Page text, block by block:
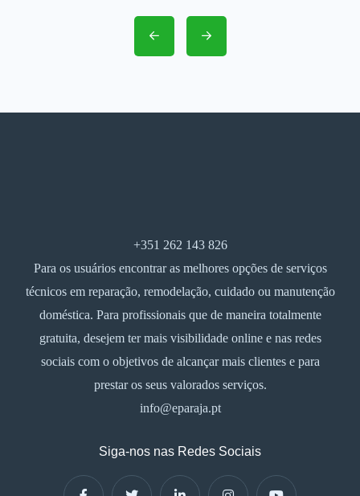
+351 262 143 826
Para os usuários encontrar as melhores opções de serviços
técnicos em reparação, remodelação, cuidado ou manutenção
doméstica. Para profissionais que de maneira totalmente
gratuita, desejem ter mais visibilidade online e nas redes
sociais com o objetivos de alcançar mais clientes e para
prestar os seus valorados serviços.
info@eparaja.pt
Siga-nos nas Redes Sociais